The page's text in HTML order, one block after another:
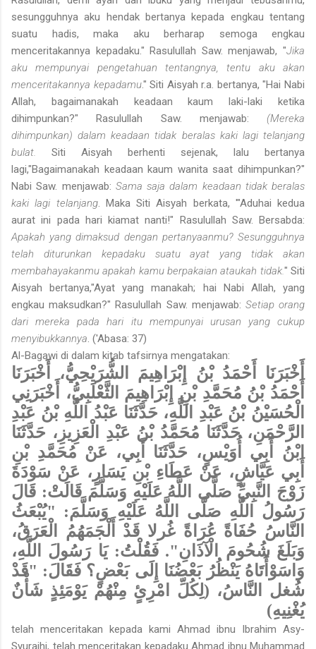
sesungguhnya aku hendak bertanya kepada engkau tentang
suatu hadis, maka aku berharap semoga engkau
menceritakannya kepadaku." Rasulullah Saw. menjawab, "Jika
aku mempunyai pengetahuan tentangnya, tentu aku akan
menceritakannya kepadamu." Siti Aisyah r.a. bertanya, "Hai Nabi
Allah, bagaimanakah keadaan kaum laki-laki ketika
dihimpunkan?" Rasulullah Saw. menjawab: (Mereka
dihimpunkan) dalam keadaan tidak beralas kaki lagi telanjang
bulat.
Siti Aisyah berhenti sejenak, lalu bertanya
lagi,"Bagaimanakah keadaan kaum wanita saat dihimpunkan?"
Nabi Saw. menjawab: Sama saja dalam keadaan tidak beralas
kaki lagi telanjang. Maka Siti Aisyah berkata, '"Aduhai kedua
aurat ini pada hari kiamat nanti!" Rasulullah Saw. Bersabda:
Apakah yang dimaksud dengan pertanyaanmu? Sesungguhnya
telah diturunkan kepadaku suatu ayat yang tidak akan
membahayakanmu apakah kamu berpakaian ataukah tidak." Siti
Aisyah bertanya,"Ayat yang manakah; hai Nabi Allah, yang
engkau maksudkan?" Rasulullah Saw. menjawab: Setiap orang
dari mereka pada hari itu mempunyai urusan yang cukup
menyibukkannya . ('Abasa: 37)
Al-Bagawi di dalam kitab tafsirnya mengatakan:
أَخْبَرَنَا أَحْمَدُ بْنُ إِبْرَاهِيمَ الشُّرَيْحِيُّ، أَخْبَرَنَا
أَحْمَدُ بْنُ مُحَمَّدِ بْنِ إِبْرَاهِيمَ الثَّعْلَبِيُّ، أَخْبَرَنِي
الْحُسَيْنُ بْنُ عَبْدِ اللَّهِ، حَدَّثَنَا عَبْدُ اللَّهِ بْنُ عَبْدِ
الرَّحْمَنِ، حَدَّثَنَا مُحَمَّدُ بْنُ عَبْدِ الْعَزِيزِ، حَدَّثَنَا
ابْنُ أَبِي أُوَيْسٍ، حَدَّثَنَا أَبِي، عَنْ مُحَمَّدِ بْنِ
أَبِي عَيَّاشٍ، عَنْ عَطَاءِ بْنِ يَسَارٍ، عَنْ سَوْدَةَ
زَوْجَ النَّبِيِّ صَلَّى اللَّهُ عَلَيْهِ وَسَلَّمَ قَالَتْ: قَالَ
رَسُولُ اللَّهِ صَلَّى اللَّهُ عَلَيْهِ وَسَلَّمَ: "يُبْعَثُ
النَّاسُ حُفَاةً عُرَاةً غُرلا قَدْ أَلْجَمَهُمُ الْعَرَقُ،
وَبَلَغَ شُحُومَ الْآذَانِ". فَقُلْتُ: يَا رَسُولَ اللَّهِ،
وَاسَوْأَتَاهُ يَنْظُرُ بَعْضُنَا إِلَى بَعْضٍ؟ فَقَالَ: "قَدْ
شُغل النَّاسُ، (لِكُلِّ امْرِئٍ مِنْهُمْ يَوْمَئِذٍ شَأْنٌ
يُغْنِيهِ)
telah menceritakan kepada kami Ahmad ibnu Ibrahim Asy-
Syuraihi, telah menceritakan kepadaku Ahmad ibnu Muhammad